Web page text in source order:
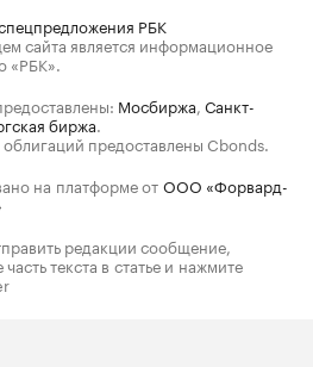
РБК
сайта является информационное
«РБК».
Мосбиржа, Санкт-
биржа.
предоставлены Cbonds.
на платформе от ООО «Форвард-
редакции сообщение,
часть текста в статье и нажмите